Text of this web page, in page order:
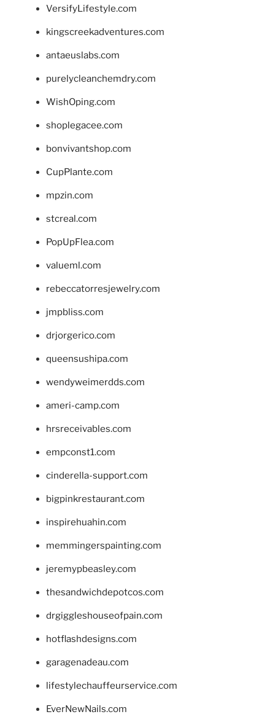
VersifyLifestyle.com
kingscreekadventures.com
antaeuslabs.com
purelycleanchemdry.com
WishOping.com
shoplegacee.com
bonvivantshop.com
CupPlante.com
mpzin.com
stcreal.com
PopUpFlea.com
valueml.com
rebeccatorresjewelry.com
jmpbliss.com
drjorgerico.com
queensushipa.com
wendyweimerdds.com
ameri-camp.com
hrsreceivables.com
empconst1.com
cinderella-support.com
bigpinkrestaurant.com
inspirehuahin.com
memmingerspainting.com
jeremypbeasley.com
thesandwichdepotcos.com
drgiggleshouseofpain.com
hotflashdesigns.com
garagenadeau.com
lifestylechauffeurservice.com
EverNewNails.com